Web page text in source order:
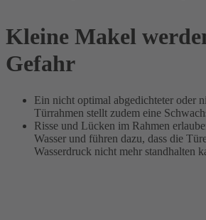
Kleine Makel
Gefahr
Ein nicht optimal abgedichteter oder
Türrahmen stellt zudem eine
Risse und Lücken im Rahmen
Wasser und führen dazu, dass die
Wasserdruck nicht mehr standhalten